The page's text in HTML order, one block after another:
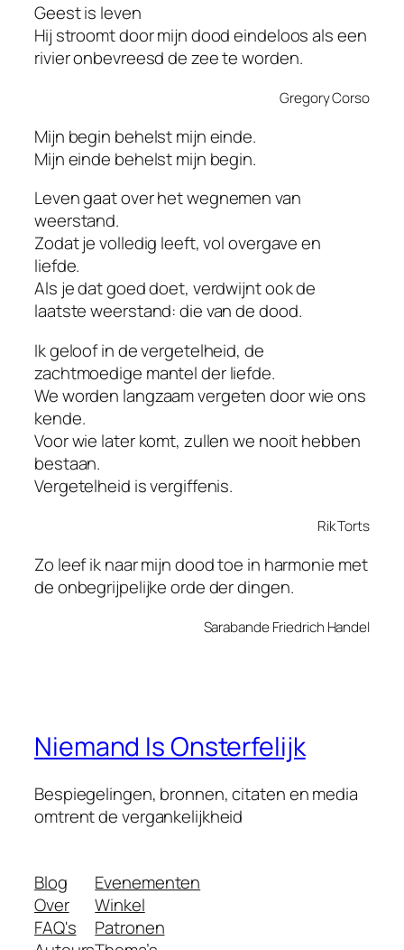
Geest is leven
Hij stroomt door mijn dood eindeloos als een
rivier onbevreesd de zee te worden.
Gregory Corso
Mijn begin behelst mijn einde.
Mijn einde behelst mijn begin.
Leven gaat over het wegnemen van
weerstand.
Zodat je volledig leeft, vol overgave en
liefde.
Als je dat goed doet, verdwijnt ook de
laatste weerstand: die van de dood.
Ik geloof in de vergetelheid, de
zachtmoedige mantel der liefde.
We worden langzaam vergeten door wie ons
kende.
Voor wie later komt, zullen we nooit hebben
bestaan.
Vergetelheid is vergiffenis.
Rik Torts
Zo leef ik naar mijn dood toe in harmonie met
de onbegrijpelijke orde der dingen.
Sarabande Friedrich Handel
Niemand Is Onsterfelijk
Bespiegelingen, bronnen, citaten en media
omtrent de vergankelijkheid
Blog
Over
FAQ's
Evenementen
Winkel
Patronen